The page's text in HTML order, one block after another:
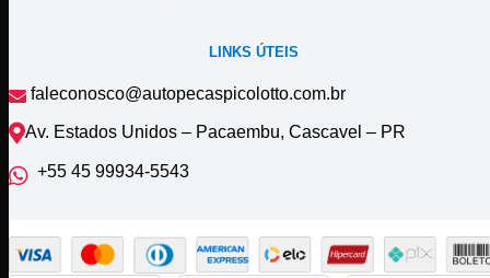
LINKS ÚTEIS
faleconosco@autopecaspicolotto.com.br
Av. Estados Unidos – Pacaembu, Cascavel – PR
+55 45 99934‑5543‬